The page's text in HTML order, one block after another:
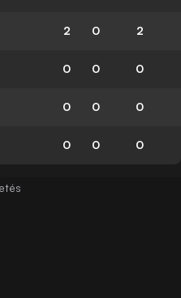
2 0 2
0 0 0
0 0 0
0 0 0